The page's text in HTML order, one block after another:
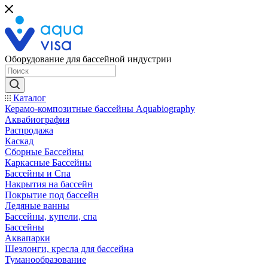
Оборудование для бассейной индустрии
Каталог
Керамо-композитные бассейны Aquabiography
Аквабиография
Распродажа
Каскад
Сборные Бассейны
Каркасные Бассейны
Бассейны и Спа
Накрытия на бассейн
Покрытие под бассейн
Ледяные ванны
Бассейны, купели, спа
Бассейны
Аквапарки
Шезлонги, кресла для бассейна
Туманообразование